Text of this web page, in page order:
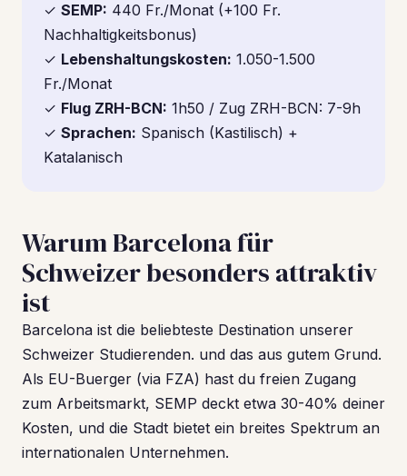
✓ SEMP: 440 Fr./Monat (+100 Fr.
Nachhaltigkeitsbonus)
✓ Lebenshaltungskosten: 1.050-1.500
Fr./Monat
✓ Flug ZRH-BCN: 1h50 / Zug ZRH-BCN: 7-9h
✓ Sprachen: Spanisch (Kastilisch) +
Katalanisch
Warum Barcelona für
Schweizer besonders attraktiv
ist
Barcelona ist die beliebteste Destination unserer
Schweizer Studierenden. und das aus gutem Grund.
Als EU-Buerger (via FZA) hast du freien Zugang
zum Arbeitsmarkt, SEMP deckt etwa 30-40% deiner
Kosten, und die Stadt bietet ein breites Spektrum an
internationalen Unternehmen.